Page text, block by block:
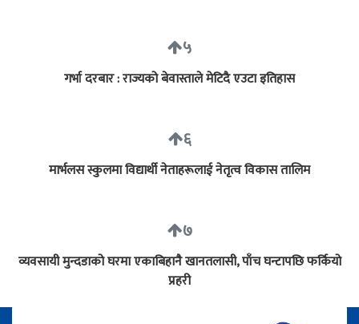
५
गर्भा दरबार : राज्यको बेवास्ताले मेटिदै एउटा इतिहास
६
मार्भलस स्कुलमा विद्यार्थी नेताहरूलाई नेतृत्व विकास तालिम
७
व्यवसायी मुन्दडाको घरमा एकाबिहानै खानतलासी, पाँच घन्टापछि फर्कियो
प्रहरी